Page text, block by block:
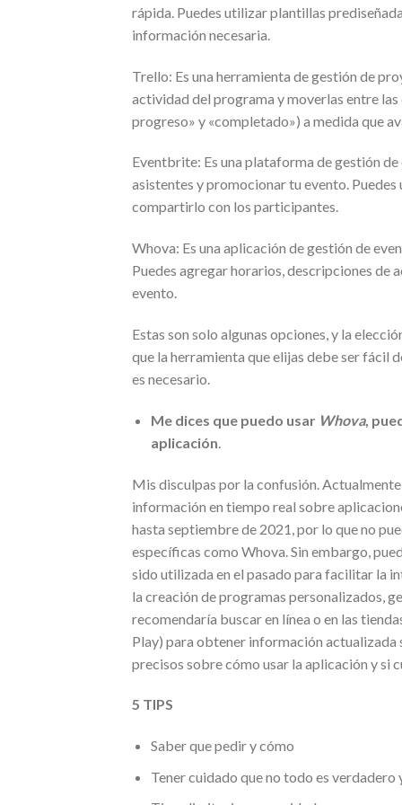
rápida. Puedes utilizar plantillas
información necesaria.
Trello: Es una herramienta de gestión de
actividad del programa y moverlas entre
progreso» y «completado») a medida que
Eventbrite: Es una plataforma de gestión
asistentes y promocionar tu evento.
compartirlo con los participantes.
Whova: Es una aplicación de gestión de
Puedes agregar horarios, descripciones de
evento.
Estas son solo algunas opciones, y la
que la herramienta que elijas debe ser
es necesario.
Me dices que puedo usar Whova,
aplicación
Mis disculpas por la confusión.
información en tiempo real sobre
hasta septiembre de 2021, por lo que no
específicas como Whova. Sin embargo,
sido utilizada en el pasado para facilitar la
la creación de programas personalizados,
recomendaría buscar en línea o en las
Play) para obtener información
precisos sobre cómo usar la aplicación y si
5 TIPS
Saber que pedir y cómo
Tener cuidado que no todo es